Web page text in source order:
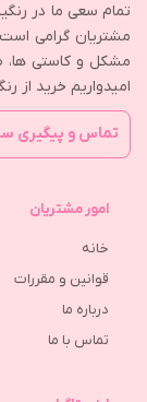
تمام سعی ما در
مشتریان گرامی
مشکل و کاستی ها،
امیدواریم خرید از
تماس و پیگیری سفارشات:
امور مشتریان
خانه
قوانین و مقررات
درباره ما
تماس با ما